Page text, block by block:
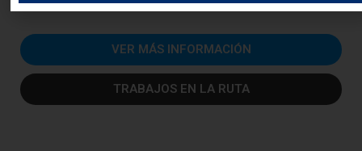
VER MÁS INFORMACIÓN
TRABAJOS EN LA RUTA